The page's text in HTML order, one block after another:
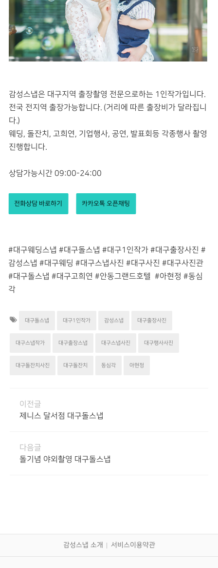
감성스냅은 대구지역 출장촬영 전문으로하는 1인작가입니다.
전국 전지역 출장가능합니다. (거리에 따른 출장비가 달라집니
다.)
웨딩, 돌잔치, 고희연, 기업행사, 공연, 발표회등 각종행사 촬영
진행합니다.
상담가능시간 09:00-24:00
전화상담 바로하기 카카오톡 오픈채팅
#대구웨딩스냅 #대구돌스냅 #대구1인작가 #대구출장사진 #
감성스냅 #대구웨딩 #대구스냅사진 #대구사진 #대구사진관
#대구돌스냅 #대구고희연 #안동그랜드호텔 #아현정 #동심
각
대구돌스냅 대구1인작가 감성스냅 대구출장사진
대구스냅작가 대구출장스냅 대구스냅사진 대구행사사진
대구돌잔치사진 대구돌잔치 동심각 아현정
이전글
제니스 달서점 대구돌스냅
다음글
돌기념 야외촬영 대구돌스냅
감성스냅 소개 서비스이용약관